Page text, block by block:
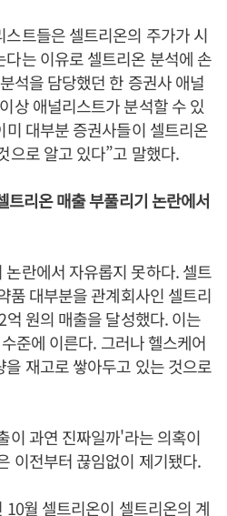
트들은 셀트리온의 주가가 시
는 이유로 셀트리온 분석에 손
석을 담당했던 한 증권사 애널
상 애널리스트가 분석할 수 있
미 대부분 증권사들이 셀트리온
으로 알고 있다”고 말했다.
리온 매출 부풀리기 논란에서
란에서 자유롭지 못하다. 셀트
품 대부분을 관계회사인 셀트리
원의 매출을 달성했다. 이는
준에 이른다. 그러나 헬스케어
재고로 쌓아두고 있는 것으로
이 과연 진짜일까'라는 의혹이
이전부터 끊임없이 제기됐다.
월 셀트리온이 셀트리온의 계